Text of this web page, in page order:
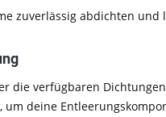
zuverlässig abdichten
die verfügbaren
deine